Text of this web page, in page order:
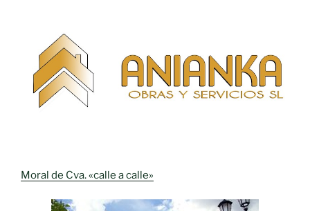
Moral de Cva. «calle a calle»